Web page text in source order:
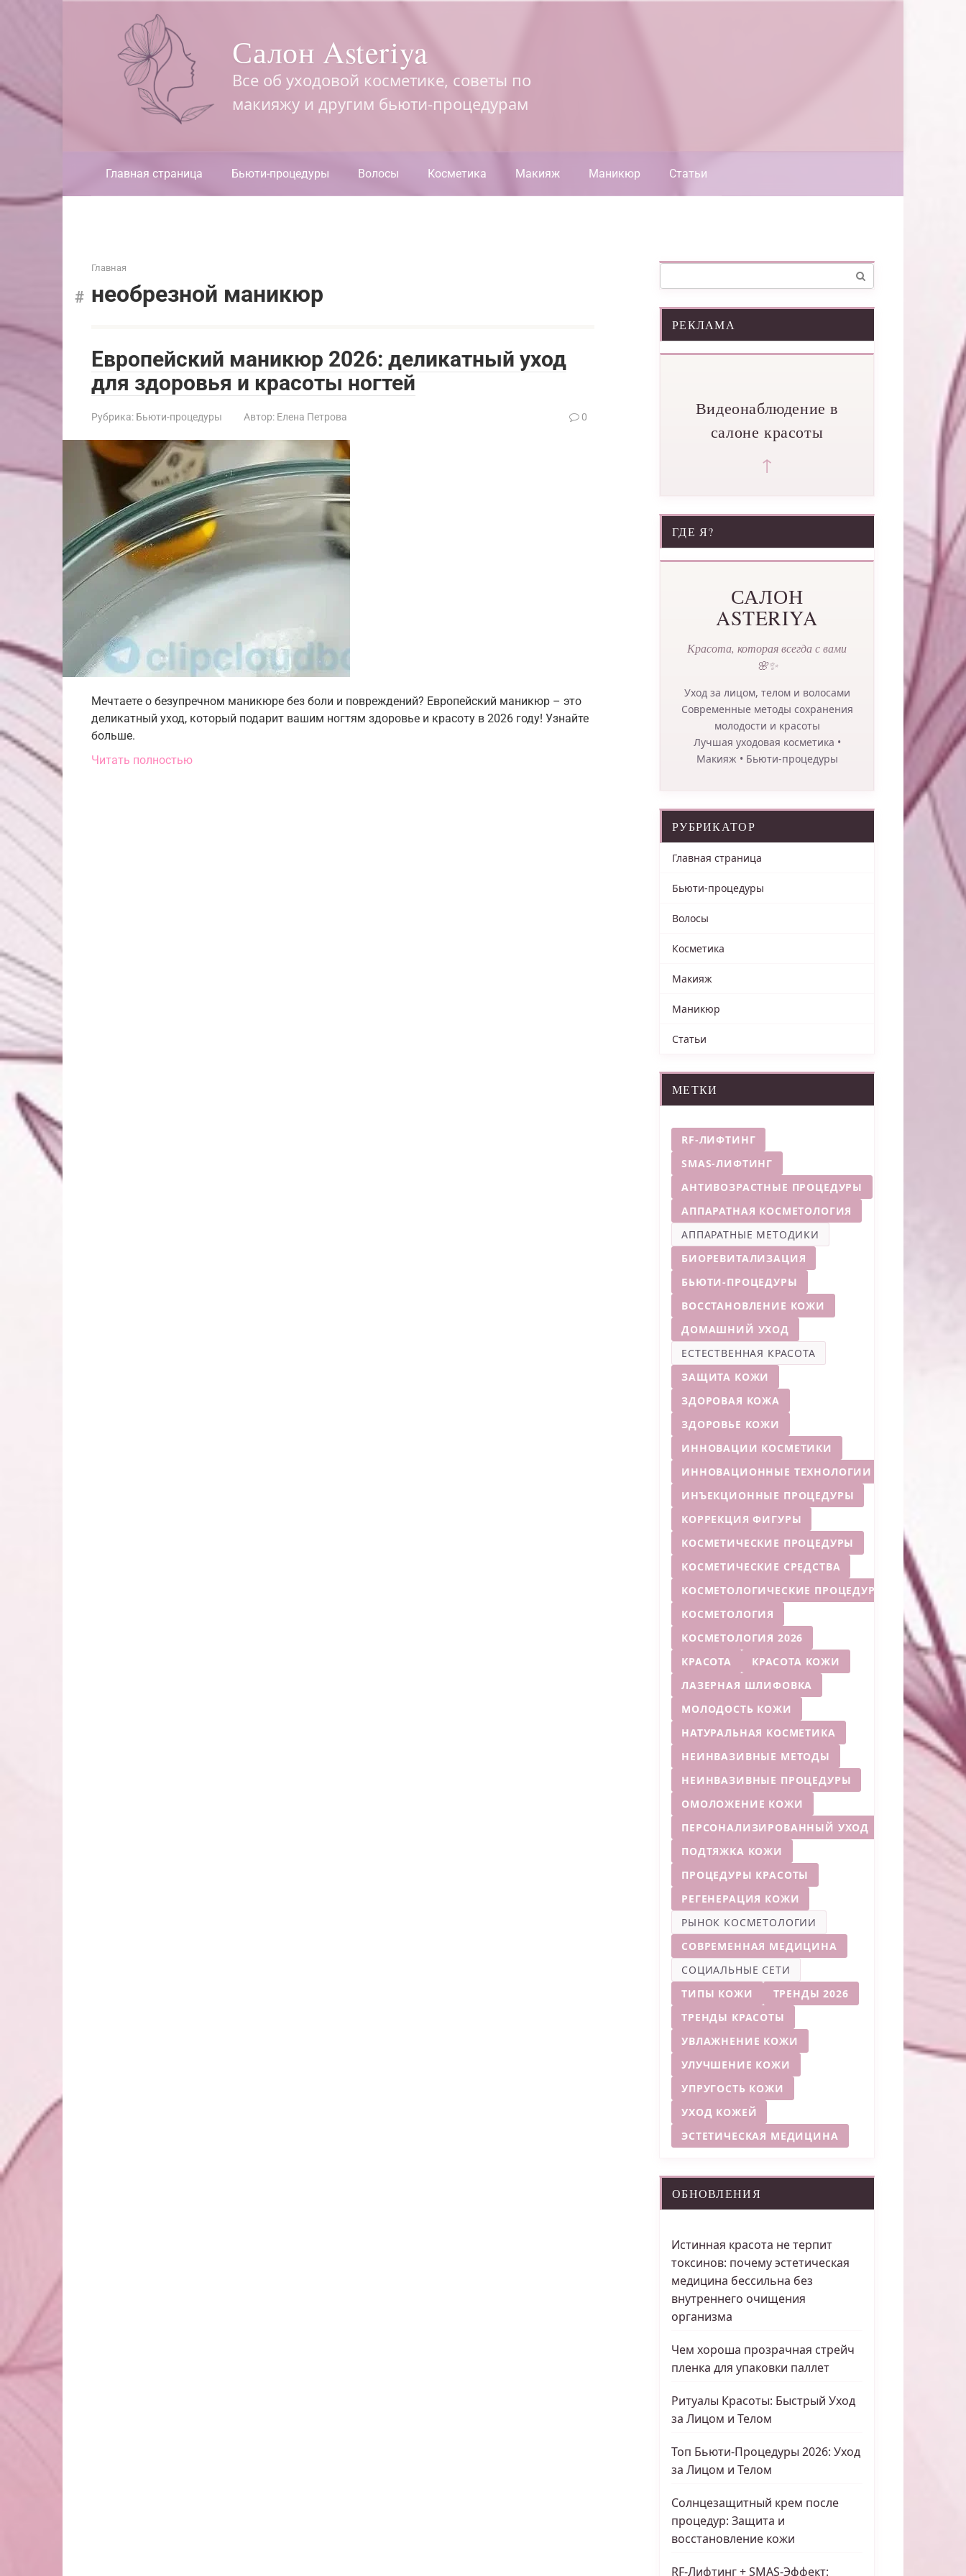
Салон Asteriya
Все об уходовой косметике, советы по
макияжу и другим бьюти-процедурам
Главная страница Бьюти-процедуры Волосы Косметика Макияж Маникюр Статьи
Главная
необрезной маникюр
Европейский маникюр 2026: деликатный уход
для здоровья и красоты ногтей
Рубрика: Бьюти-процедуры Автор: Елена Петрова 0
Мечтаете о безупречном маникюре без боли и повреждений? Европейский маникюр – это
деликатный уход, который подарит вашим ногтям здоровье и красоту в 2026 году! Узнайте
больше.
Читать полностью
РЕКЛАМА
Видеонаблюдение в
салоне красоты
↑
ГДЕ Я?
САЛОН
ASTERIYA
Красота, которая всегда с вами
🌸✨
Уход за лицом, телом и волосами
Современные методы сохранения
молодости и красоты
Лучшая уходовая косметика •
Макияж • Бьюти-процедуры
РУБРИКАТОР
Главная страница
Бьюти-процедуры
Волосы
Косметика
Макияж
Маникюр
Статьи
МЕТКИ
RF-ЛИФТИНГ
SMAS-ЛИФТИНГ
АНТИВОЗРАСТНЫЕ ПРОЦЕДУРЫ
АППАРАТНАЯ КОСМЕТОЛОГИЯ
АППАРАТНЫЕ МЕТОДИКИ
БИОРЕВИТАЛИЗАЦИЯ
БЬЮТИ-ПРОЦЕДУРЫ
ВОССТАНОВЛЕНИЕ КОЖИ
ДОМАШНИЙ УХОД
ЕСТЕСТВЕННАЯ КРАСОТА
ЗАЩИТА КОЖИ
ЗДОРОВАЯ КОЖА
ЗДОРОВЬЕ КОЖИ
ИННОВАЦИИ КОСМЕТИКИ
ИННОВАЦИОННЫЕ ТЕХНОЛОГИИ
ИНЪЕКЦИОННЫЕ ПРОЦЕДУРЫ
КОРРЕКЦИЯ ФИГУРЫ
КОСМЕТИЧЕСКИЕ ПРОЦЕДУРЫ
КОСМЕТИЧЕСКИЕ СРЕДСТВА
КОСМЕТОЛОГИЧЕСКИЕ ПРОЦЕДУРЫ
КОСМЕТОЛОГИЯ
КОСМЕТОЛОГИЯ 2026
КРАСОТА
КРАСОТА КОЖИ
ЛАЗЕРНАЯ ШЛИФОВКА
МОЛОДОСТЬ КОЖИ
НАТУРАЛЬНАЯ КОСМЕТИКА
НЕИНВАЗИВНЫЕ МЕТОДЫ
НЕИНВАЗИВНЫЕ ПРОЦЕДУРЫ
ОМОЛОЖЕНИЕ КОЖИ
ПЕРСОНАЛИЗИРОВАННЫЙ УХОД
ПОДТЯЖКА КОЖИ
ПРОЦЕДУРЫ КРАСОТЫ
РЕГЕНЕРАЦИЯ КОЖИ
РЫНОК КОСМЕТОЛОГИИ
СОВРЕМЕННАЯ МЕДИЦИНА
СОЦИАЛЬНЫЕ СЕТИ
ТИПЫ КОЖИ
ТРЕНДЫ 2026
ТРЕНДЫ КРАСОТЫ
УВЛАЖНЕНИЕ КОЖИ
УЛУЧШЕНИЕ КОЖИ
УПРУГОСТЬ КОЖИ
УХОД КОЖЕЙ
ЭСТЕТИЧЕСКАЯ МЕДИЦИНА
ОБНОВЛЕНИЯ
Истинная красота не терпит
токсинов: почему эстетическая
медицина бессильна без
внутреннего очищения
организма
Чем хороша прозрачная стрейч
пленка для упаковки паллет
Ритуалы Красоты: Быстрый Уход
за Лицом и Телом
Топ Бьюти-Процедуры 2026: Уход
за Лицом и Телом
Солнцезащитный крем после
процедур: Защита и
восстановление кожи
RF-Лифтинг + SMAS-Эффект: